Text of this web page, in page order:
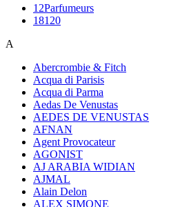
12Parfumeurs
18120
A
Abercrombie & Fitch
Acqua di Parisis
Acqua di Parma
Aedas De Venustas
AEDES DE VENUSTAS
AFNAN
Agent Provocateur
AGONIST
AJ ARABIA WIDIAN
AJMAL
Alain Delon
ALEX SIMONE